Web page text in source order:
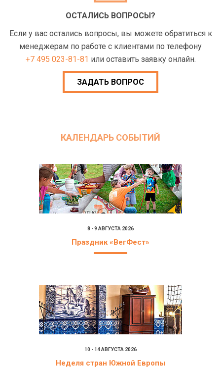
ОСТАЛИСЬ ВОПРОСЫ?
Если у вас остались вопросы, вы можете обратиться к
менеджерам по работе с клиентами по телефону
+7 495 023-81-81 или оставить заявку онлайн.
ЗАДАТЬ ВОПРОС
КАЛЕНДАРЬ СОБЫТИЙ
8 - 9 АВГУСТА 2026
Праздник «ВегФест»
10 - 14 АВГУСТА 2026
Неделя стран Южной Европы